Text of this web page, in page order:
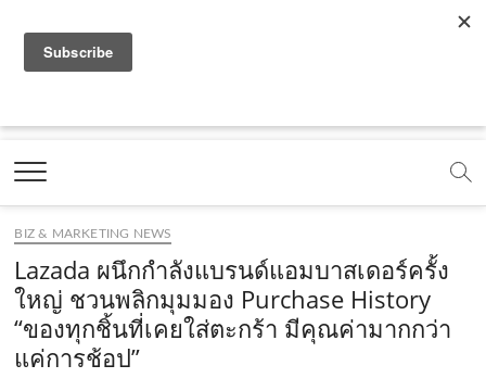
a
e
b
o
o
k
.
c
o
t
b
e
.
c
o
.
o
e
m
e
t
g
r
a
m
t
k
c
o
Marketing Oops!
DIGITAL | CREATIVE | ADVERTISING | CAMPAIGN |
BIZ & MARKETING NEWS
Lazada ผนึกกำลังแบรนด์แอมบาสเดอร์ครั้ง
ใหญ่ ชวนพลิกมุมมอง Purchase History
“ของทุกชิ้นที่เคยใส่ตะกร้า มีคุณค่ามากกว่า
แค่การช้อป”